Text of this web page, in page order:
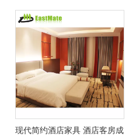
现代简约酒店家具 酒店客房成